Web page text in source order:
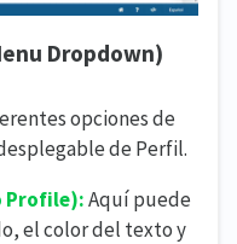
Dropdown)
opciones de
de Perfil.
Profile):Aquí puede
el color del texto y